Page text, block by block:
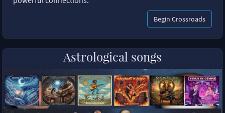
Begin Crossroads
Astrological songs